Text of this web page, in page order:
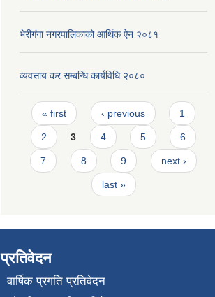
भेरीगंगा नगरपालिकाको आर्थिक ऐन २०८१
व्यवसाय कर सम्बन्धि कार्यविधि २०८०
Pages
« first ‹ previous 1
2 3 4 5 6
7 8 9 next ›
last »
प्रतिवेदन
वार्षिक प्रगति प्रतिवेदन